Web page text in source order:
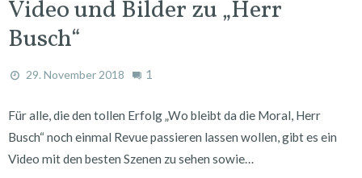
Video und Bilder zu „Herr
Busch“
29. November 2018 1
Für alle, die den tollen Erfolg „Wo bleibt da die Moral, Herr
Busch“ noch einmal Revue passieren lassen wollen, gibt es ein
Video mit den besten Szenen zu sehen sowie…